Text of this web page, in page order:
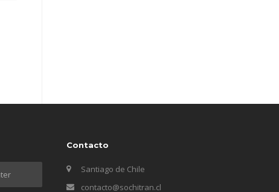
Contacto
Santiago de Chile
contacto@sochitran.cl